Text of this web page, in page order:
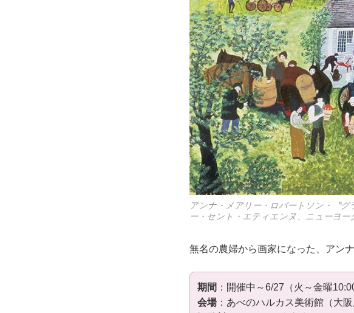
アンナ・メアリー・ロバートソン・〝
ー・セント・エティエンヌ、ニューヨ
無名の農婦から画家になった、アン
期間 ：開催中～6/27（火～金曜
会場：あべのハルカス美術館（大